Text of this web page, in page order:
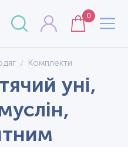
0
Комплекти
уні,